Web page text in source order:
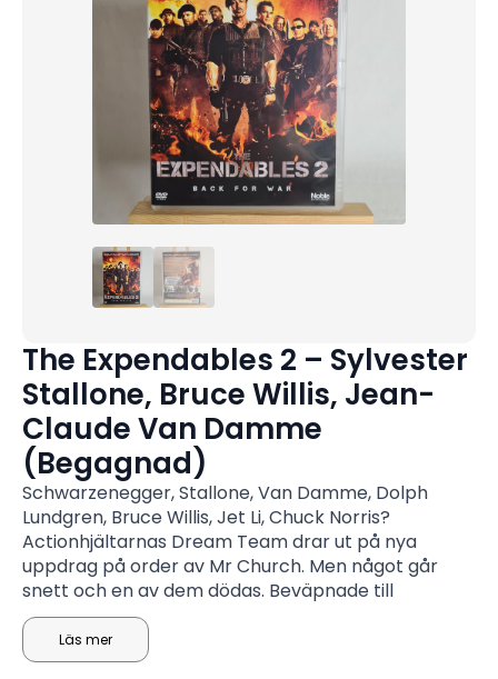
The Expendables 2 – Sylvester
Stallone, Bruce Willis, Jean-
Claude Van Damme
(Begagnad)
Schwarzenegger, Stallone, Van Damme, Dolph
Lundgren, Bruce Willis, Jet Li, Chuck Norris?
Actionhjältarnas Dream Team drar ut på nya
uppdrag på order av Mr Church. Men något går
snett och en av dem dödas. Beväpnade till
tänderna beger sig Expendables in i fiendeland för
att skipa rättvisa, rädda världen och - framför allt -
hämnas.
Läs mer